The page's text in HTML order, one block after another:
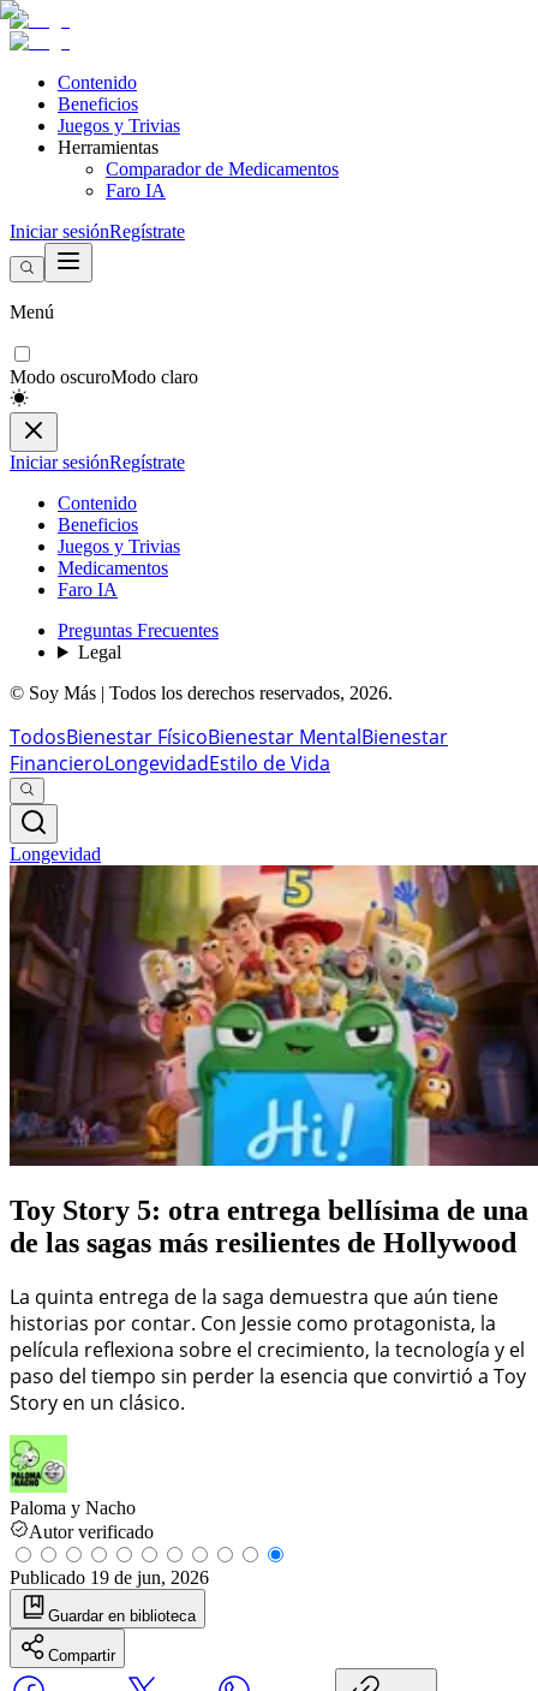
Contenido
Beneficios
Juegos y Trivias
Herramientas
Comparador de Medicamentos
Faro IA
Iniciar sesiónRegístrate
Menú
Modo oscuroModo claro
Iniciar sesiónRegístrate
Contenido
Beneficios
Juegos y Trivias
Medicamentos
Faro IA
Preguntas Frecuentes
Legal
© Soy Más | Todos los derechos reservados, 2026.
TodosBienestar FísicoBienestar MentalBienestar
FinancieroLongevidadEstilo de Vida
Longevidad
Toy Story 5: otra entrega bellísima de una
de las sagas más resilientes de Hollywood
La quinta entrega de la saga demuestra que aún tiene
historias por contar. Con Jessie como protagonista, la
película reflexiona sobre el crecimiento, la tecnología y el
paso del tiempo sin perder la esencia que convirtió a Toy
Story en un clásico.
Paloma y Nacho
Autor verificado
Publicado 19 de jun, 2026
Guardar en biblioteca
Compartir